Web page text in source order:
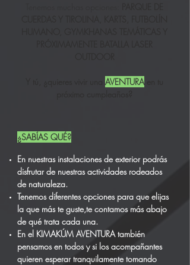
AVENTURA
¿SABÍAS QUÉ?
En nuestras instalaciones de exterior podrás
disfrutar de nuestras actividades rodeados
de naturaleza.
Tenemos diferentes opciones para que elijas
la que más te guste,te contamos más abajo
de qué trata cada una.
En el KIMAKÚM AVENTURA también
pensamos en todos y si los acompañantes
quieren esperar tranquilamente tomando